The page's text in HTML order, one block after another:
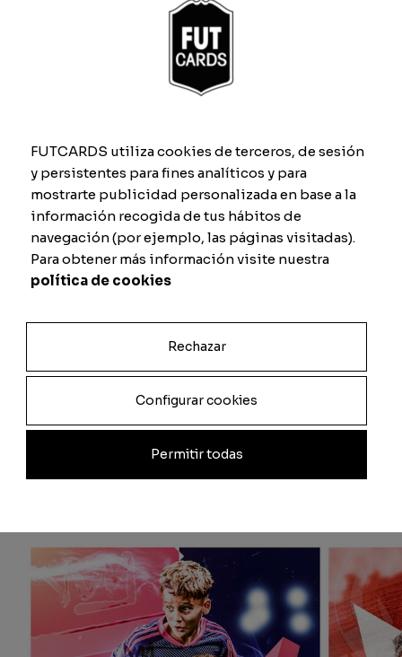
Añadir al carrito
Información adicional
Información adicional
Material Digital, Metacrilato, PVC
A1 Extra Grande (84cm x 59cm) +
formato digital, A2 Grande (59cm x
42cm) + formato digital, A3 Mediana
(42cm x 30cm) + formato digital, A4
Pequeña (30cm x 21cm) + formato
digital, Formato digital
FUTCARDS utiliza cookies de terceros, de sesión
y persistentes para fines analíticos y para
mostrarte publicidad personalizada en base a la
información recogida de tus hábitos de
navegación (por ejemplo, las páginas visitadas).
Para obtener más información visite nuestra
política de cookies
Rechazar
Configurar cookies
Permitir todas